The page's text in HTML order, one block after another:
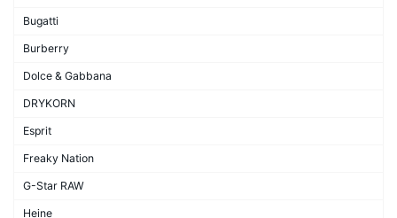
Bugatti
Burberry
Dolce & Gabbana
DRYKORN
Esprit
Freaky Nation
G-Star RAW
Heine